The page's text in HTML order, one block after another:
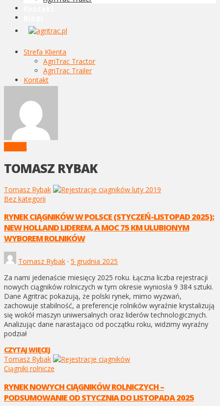
Strefa Klienta
AgriTrac Tractor
AgriTrac Trailer
Kontakt
Blogi
TOMASZ RYBAK
Tomasz Rybak
Bez kategorii
RYNEK CIĄGNIKÓW W POLSCE (STYCZEŃ-LISTOPAD 2025):
NEW HOLLAND LIDEREM, A MOC 75 KM ULUBIONYM
WYBOREM ROLNIKÓW
Tomasz Rybak · 5 grudnia 2025
Za nami jedenaście miesięcy 2025 roku. Łączna liczba rejestracji
nowych ciągników rolniczych w tym okresie wyniosła 9 384 sztuki.
Dane Agritrac pokazują, że polski rynek, mimo wyzwań,
zachowuje stabilność, a preferencje rolników wyraźnie krystalizują
się wokół maszyn uniwersalnych oraz liderów technologicznych.
Analizując dane narastająco od początku roku, widzimy wyraźny
podział
CZYTAJ WIĘCEJ
Tomasz Rybak
Ciągniki rolnicze
RYNEK NOWYCH CIĄGNIKÓW ROLNICZYCH –
PODSUMOWANIE OD STYCZNIA DO LISTOPADA 2025